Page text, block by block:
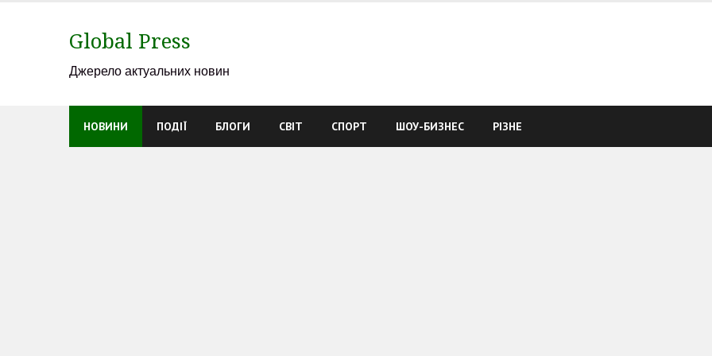
Global Press
Джерело актуальних новин
НОВИНИ ПОДІЇ БЛОГИ СВІТ СПОРТ ШОУ-БИЗНЕС РІЗНЕ